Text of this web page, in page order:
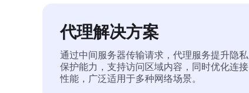
代理解决方案
通过中间服务器传输请求，代理服务提升隐私
保护能力，支持访问区域内容，同时优化连接
性能，广泛适用于多种网络场景。